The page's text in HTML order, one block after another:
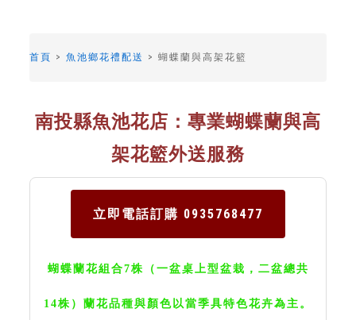
首頁 >魚池鄉花禮配送 > 蝴蝶蘭與高架花籃
南投縣魚池花店：專業蝴蝶蘭與高
架花籃外送服務
立即電話訂購 0935768477
蝴蝶蘭花組合7株（一盆桌上型盆栽，二盆總共
14株） 蘭花品種與顏色以當季具特色花卉為主。